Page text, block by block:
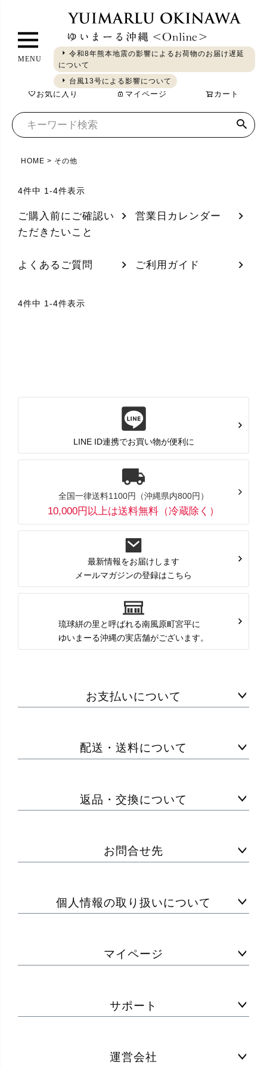
MENU
令和8年熊本地震の影響によるお荷物のお届け遅延
について
台風13号による影響について
やちむん 琉球ガラス シーサー 染織 食品
お気に入り マイページ カート
HOME その他
4件中 1 -4件表示
ご購入前にご確認い
ただきたいこと
営業日カレンダー
よくあるご質問 ご利用ガイド
4件中 1 -4件表示
LINE ID連携でお買い物が便利に
全国一律送料1100円（沖縄県内800円）
10,000円以上は送料無料（冷蔵除く）
最新情報をお届けします
メールマガジンの登録はこちら
琉球絣の里と呼ばれる南風原町宮平に
ゆいまーる沖縄の実店舗がございます。
ジ
へ
お支払いについて
配送・送料について
返品・交換について
お問合せ先
個人情報の取り扱いについて
マイページ
サポート
運営会社